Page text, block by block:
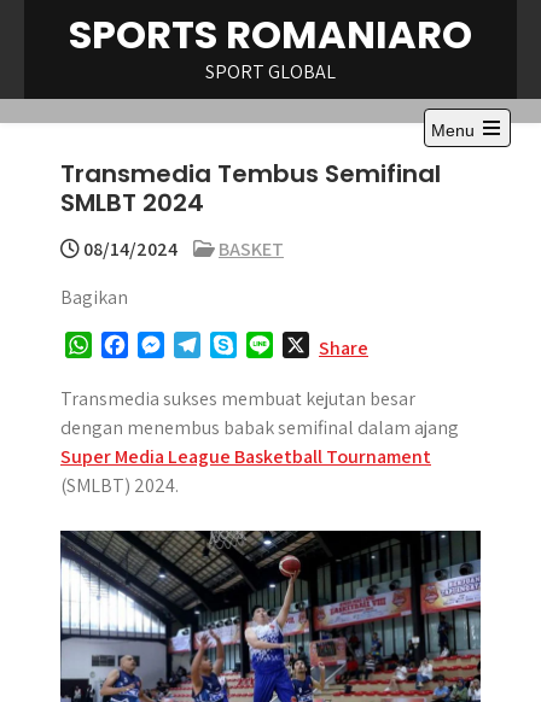
SPORTS ROMANIARO
SPORT GLOBAL
Menu
Open
Transmedia Tembus Semifinal
SMLBT 2024
08/14/2024
BASKET
Bagikan
W
a
t
s
A
p
c
e
b
o
k
s
s
e
n
e
r
l
e
g
m
y
p
e
n
e
Share
Transmedia sukses membuat kejutan besar
dengan menembus babak semifinal dalam ajang
Super Media League Basketball Tournament
(SMLBT) 2024.